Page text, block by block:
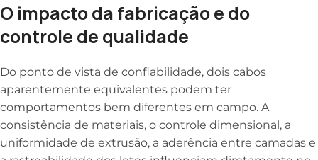
O impacto da fabricação e do
controle de qualidade
Do ponto de vista de confiabilidade, dois cabos
aparentemente equivalentes podem ter
comportamentos bem diferentes em campo. A
consistência de materiais, o controle dimensional, a
uniformidade de extrusão, a aderência entre camadas e